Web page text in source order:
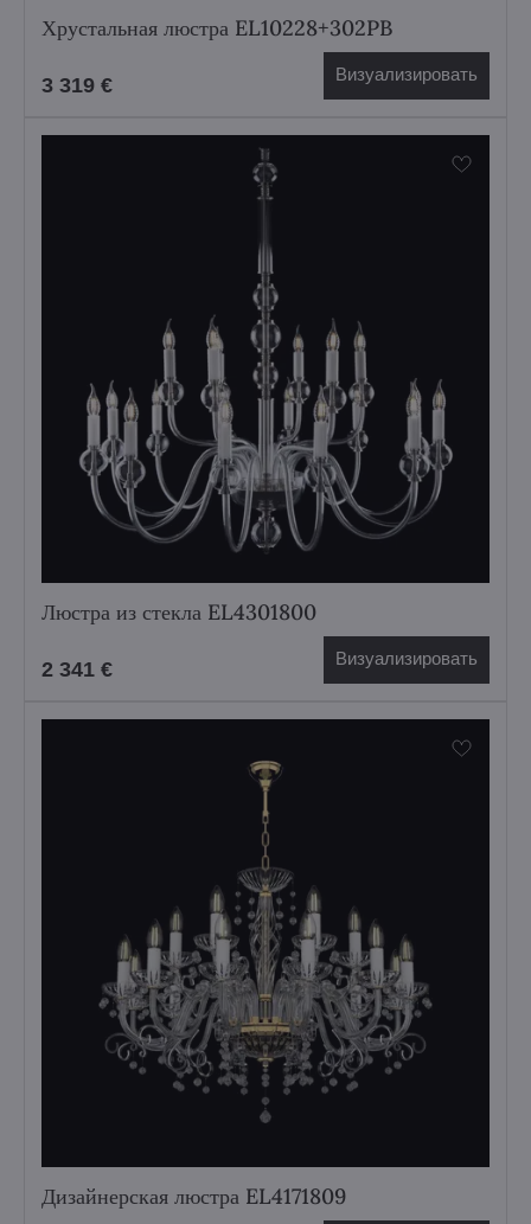
Хрустальная люстра EL10228+302PB
3 319 € Визуализировать
Люстра из стекла EL4301800
2 341 € Визуализировать
Дизайнерская люстра EL4171809